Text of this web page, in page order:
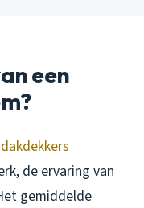
een
dakdekkers
de ervaring van
gemiddelde